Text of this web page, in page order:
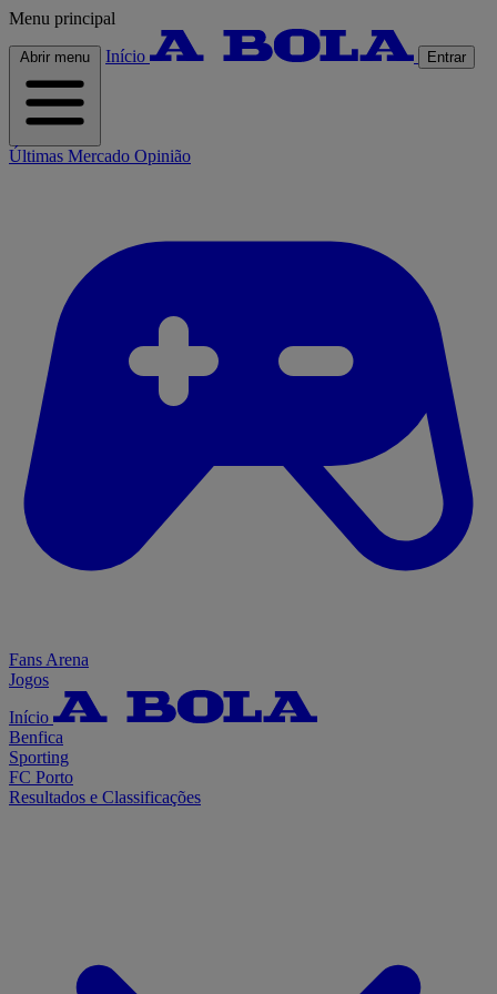
Menu principal
Abrir menu Início Entrar
Últimas Mercado Opinião
Fans Arena
Jogos
Início
Benfica
Sporting
FC Porto
Resultados e Classificações